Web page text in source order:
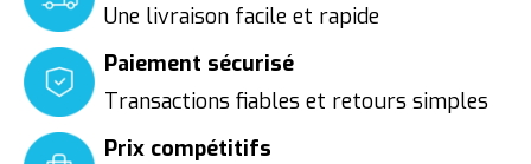
Une livraison facile et rapide
Paiement sécurisé
Transactions fiables et retours simples
Prix compétitifs